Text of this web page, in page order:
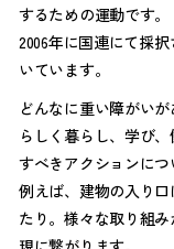
するための運動です。
2006年に国連にて採
いています。
どんなに重い障がい
らしく暮らし、学び
すべきアクションにつ
例えば、建物の入り
たり。様々な取り組